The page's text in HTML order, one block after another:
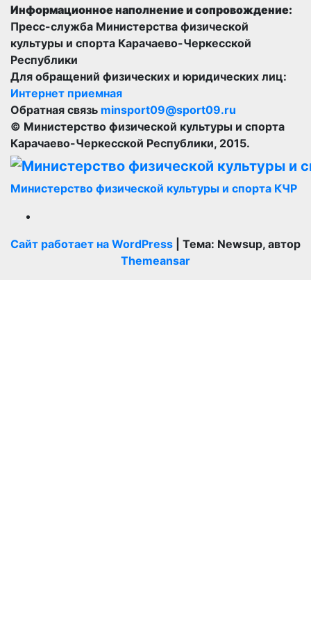
Информационное наполнение и сопровождение:
Пресс-служба Министерства физической
культуры и спорта Карачаево-Черкесской
Республики
Для обращений физических и юридических лиц:
Интернет приемная
Обратная связь minsport09@sport09.ru
© Министерство физической культуры и спорта
Карачаево-Черкесской Республики, 2015.
Министерство физической культуры и спорта КЧР
Сайт работает на WordPress
Тема: Newsup, автор
Themeansar